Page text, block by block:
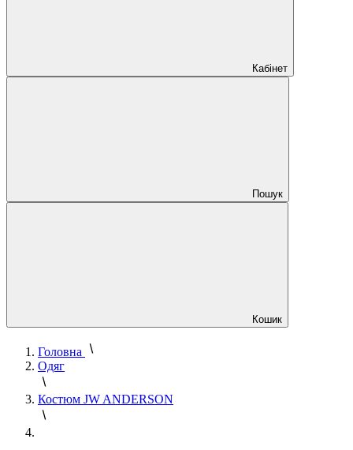
Кабінет
Пошук
Кошик
Головна
Одяг
Костюм JW ANDERSON